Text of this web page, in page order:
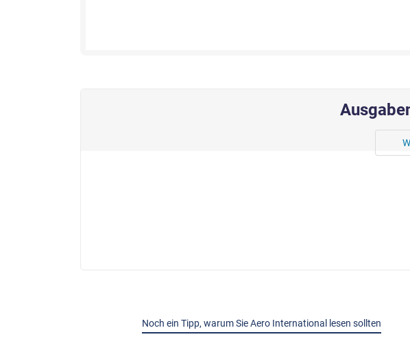
Noch ein Tipp, warum Sie Aero International lesen sollten